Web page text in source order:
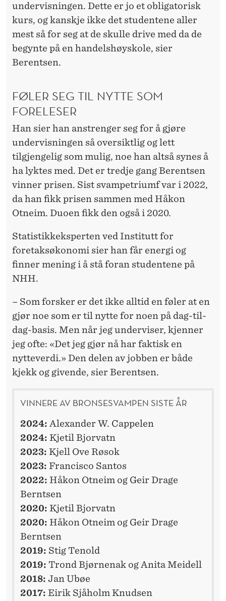
undervisningen. Dette er jo et obligatorisk
kurs, og kanskje ikke det studentene aller
mest så for seg at de skulle drive med da de
begynte på en handelshøyskole, sier
Berentsen.
FØLER SEG TIL NYTTE SOM
FORELESER
Han sier han anstrenger seg for å gjøre
undervisningen så oversiktlig og lett
tilgjengelig som mulig, noe han altså synes å
ha lyktes med. Det er tredje gang Berentsen
vinner prisen. Sist svampetriumf var i 2022,
da han fikk prisen sammen med Håkon
Otneim. Duoen fikk den også i 2020.
Statistikkeksperten ved Institutt for
foretaksøkonomi sier han får energi og
finner mening i å stå foran studentene på
NHH.
– Som forsker er det ikke alltid en føler at en
gjør noe som er til nytte for noen på dag-til-
dag-basis. Men når jeg underviser, kjenner
jeg ofte: «Det jeg gjør nå har faktisk en
nytteverdi.» Den delen av jobben er både
kjekk og givende, sier Berentsen.
VINNERE AV BRONSESVAMPEN SISTE ÅR
2024: Alexander W. Cappelen
2024: Kjetil Bjorvatn
2023: Kjell Ove Røsok
2023: Francisco Santos
2022: Håkon Otneim og Geir Drage
Berntsen
2020: Kjetil Bjorvatn
2020: Håkon Otneim og Geir Drage
Berntsen
2019: Stig Tenold
2019: Trond Bjørnenak og Anita Meidell
2018: Jan Ubøe
2017: Eirik Sjåholm Knudsen